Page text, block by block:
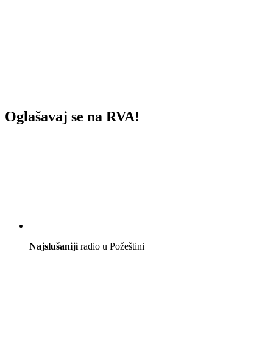
Oglašavaj se na RVA!
Najslušaniji radio u Požeštini